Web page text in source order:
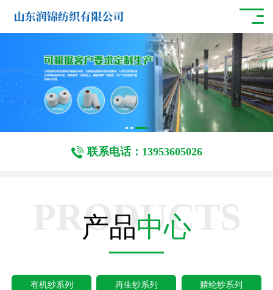
联系电话：13953605026
PRODUCTS
产品中心
有机纱系列 再生纱系列 腈纶纱系列